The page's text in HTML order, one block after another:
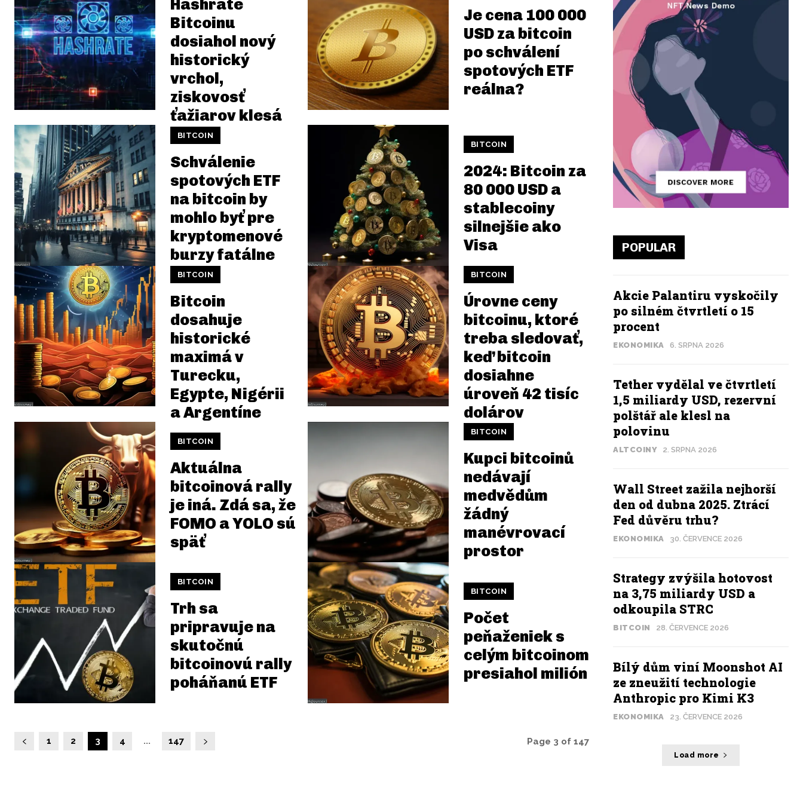
Hashrate
Bitcoinu
dosiahol nový
historický
vrchol,
ziskovosť
ťažiarov klesá
Je cena 100 000
USD za bitcoin
po schválení
spotových ETF
reálna?
BITCOIN
Schválenie
spotových ETF
na bitcoin by
mohlo byť pre
kryptomenové
burzy fatálne
BITCOIN
2024: Bitcoin za
80 000 USD a
stablecoiny
silnejšie ako
Visa
BITCOIN
Bitcoin
dosahuje
historické
maximá v
Turecku,
Egypte, Nigérii
a Argentíne
BITCOIN
Úrovne ceny
bitcoinu, ktoré
treba sledovať,
keď bitcoin
dosiahne
úroveň 42 tisíc
dolárov
BITCOIN
Aktuálna
bitcoinová rally
je iná. Zdá sa, že
FOMO a YOLO sú
späť
BITCOIN
Kupci bitcoinů
nedávají
medvědům
žádný
manévrovací
prostor
BITCOIN
Trh sa
pripravuje na
skutočnú
bitcoinovú rally
poháňanú ETF
BITCOIN
Počet
peňaženiek s
celým bitcoinom
presiahol milión
1 2 3 4 ... 147 Page 3 of 147
POPULAR
Akcie Palantiru vyskočily
po silném čtvrtletí o 15
procent
EKONOMIKA 6. SRPNA 2026
Tether vydělal ve čtvrtletí
1,5 miliardy USD, rezervní
polštář ale klesl na
polovinu
ALTCOINY 2. SRPNA 2026
Wall Street zažila nejhorší
den od dubna 2025. Ztrácí
Fed důvěru trhu?
EKONOMIKA 30. ČERVENCE 2026
Strategy zvýšila hotovost
na 3,75 miliardy USD a
odkoupila STRC
BITCOIN 28. ČERVENCE 2026
Bílý dům viní Moonshot AI
ze zneužití technologie
Anthropic pro Kimi K3
EKONOMIKA 23. ČERVENCE 2026
Load more